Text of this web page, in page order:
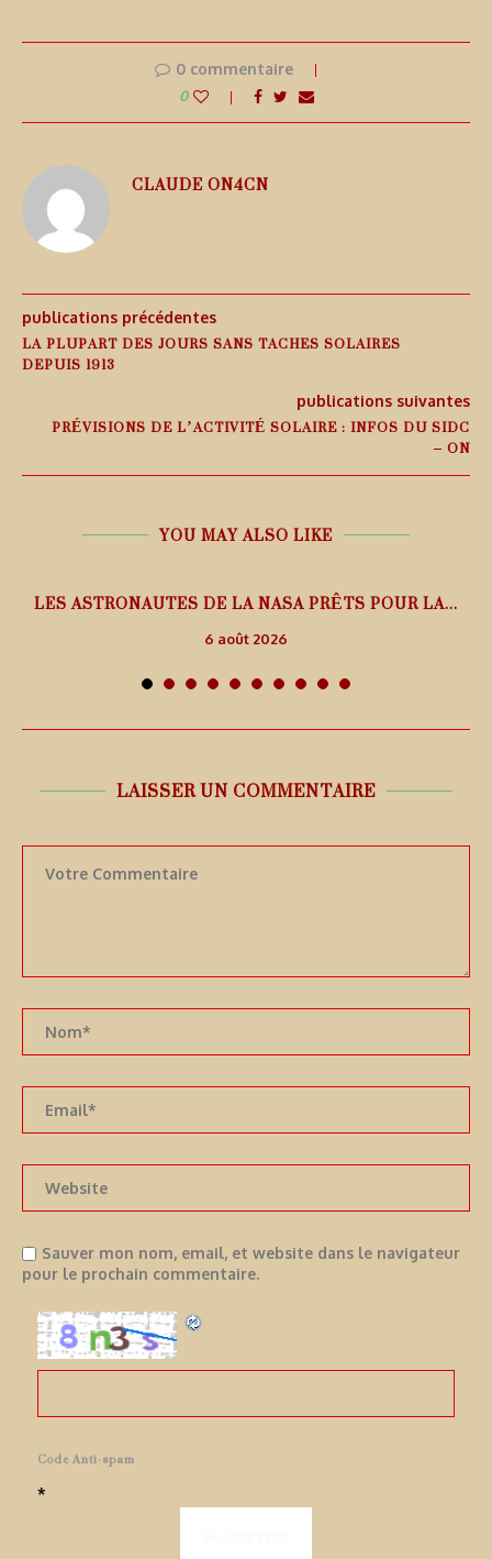
0 commentaire
0
CLAUDE ON4CN
publications précédentes
LA PLUPART DES JOURS SANS TACHES SOLAIRES
DEPUIS 1913
publications suivantes
PRÉVISIONS DE L’ACTIVITÉ SOLAIRE : INFOS DU SIDC
– ON
YOU MAY ALSO LIKE
LES ASTRONAUTES DE LA NASA PRÊTS POUR LA...
6 août 2026
LAISSER UN COMMENTAIRE
Sauver mon nom, email, et website dans le navigateur
pour le prochain commentaire.
Code Anti-spam
*